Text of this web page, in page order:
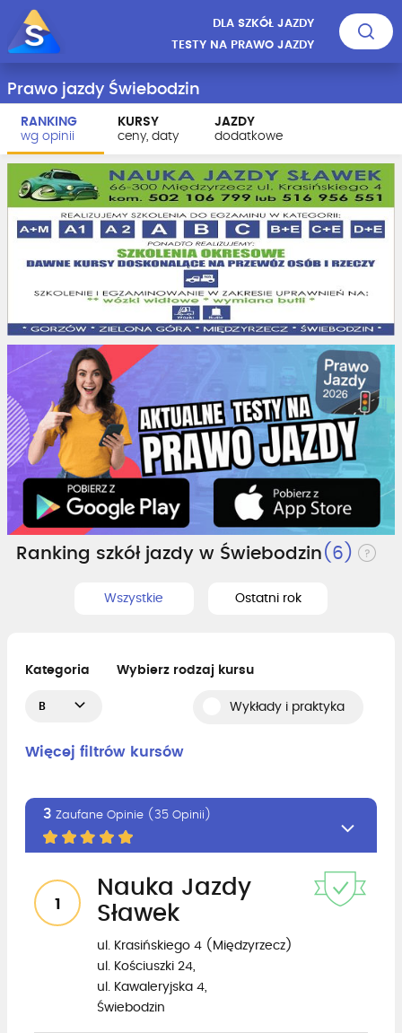
DLA SZKÓŁ JAZDY
TESTY NA PRAWO JAZDY
Prawo jazdy Świebodzin
RANKING
wg opinii
KURSY
ceny, daty
JAZDY
dodatkowe
Ranking szkół jazdy w Świebodzin (6)
Wszystkie Ostatni rok
Kategoria
B
Wybierz rodzaj kursu
Wykłady i praktyka
Więcej filtrów kursów
3 Zaufane Opinie (35 Opinii)
1
Nauka Jazdy
Sławek
ul. Krasińskiego 4 (Międzyrzecz)
ul. Kościuszki 24,
ul. Kawaleryjska 4,
Świebodzin